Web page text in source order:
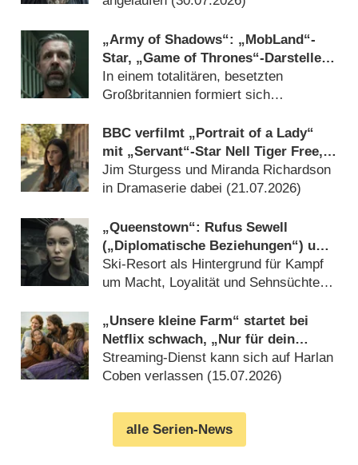
„Army of Shadows“: „MobLand“-
Star, „Game of Thrones“-Darsteller
und andere für beklemmende
Dystopie-Serie engagiert
In einem totalitären, besetzten
Großbritannien formiert sich
BBC verfilmt „Portrait of a Lady“
mit „Servant“-Star Nell Tiger Free,
Gemma Arterton und Bill Nighy neu
Jim Sturgess und Miranda Richardson
in Dramaserie dabei (21.07.2026)
„Queenstown“: Rufus Sewell
(„Diplomatische Beziehungen“) und
Alycia Debnam-Carey („Fear the
Walking Dead“) in neuer Hochglanz-
Ski-Resort als Hintergrund für Kampf
um Macht, Loyalität und Sehnsüchte
„Unsere kleine Farm“ startet bei
Netflix schwach, „Nur für dein
Leben“ visiert ewige Bestenliste an
Streaming-Dienst kann sich auf Harlan
Coben verlassen (15.07.2026)
alle Serien-News